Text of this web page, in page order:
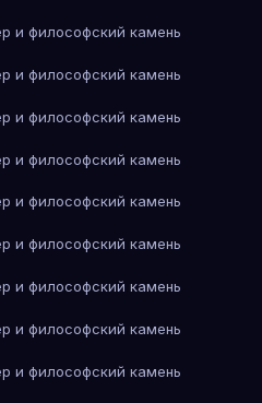
и философский камень
и философский камень
и философский камень
и философский камень
и философский камень
и философский камень
и философский камень
и философский камень
и философский камень